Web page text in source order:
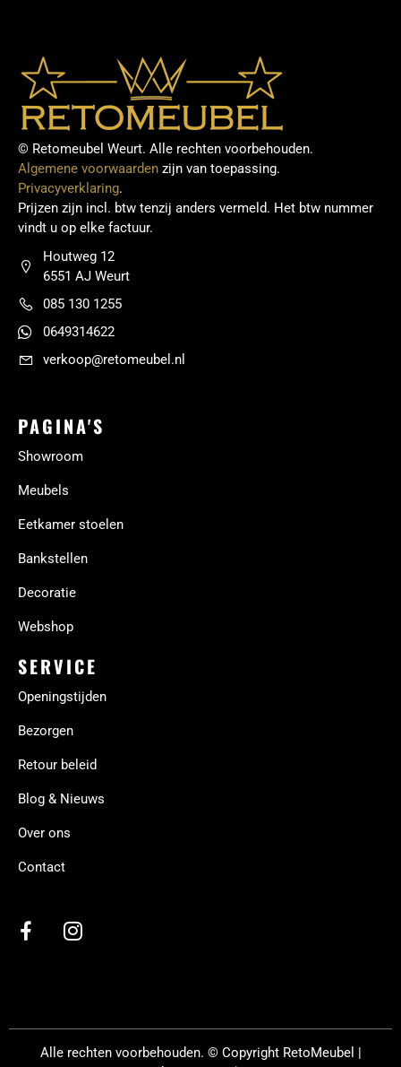
© Retomeubel Weurt. Alle rechten voorbehouden.
Algemene voorwaarden zijn van toepassing.
Privacyverklaring.
Prijzen zijn incl. btw tenzij anders vermeld. Het btw nummer
vindt u op elke factuur.
Houtweg 12
6551 AJ Weurt
085 130 1255
0649314622
verkoop@retomeubel.nl
PAGINA'S
Showroom
Meubels
Eetkamer stoelen
Bankstellen
Decoratie
Webshop
SERVICE
Openingstijden
Bezorgen
Retour beleid
Blog & Nieuws
Over ons
Contact
Alle rechten voorbehouden. © Copyright RetoMeubel |